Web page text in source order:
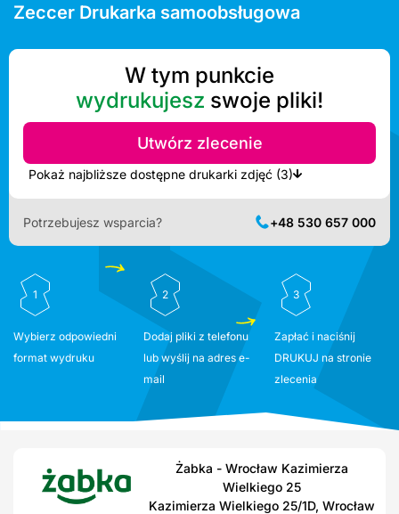
Zeccer Drukarka samoobsługowa
W tym punkcie
wydrukujesz swoje pliki!
Utwórz zlecenie
Pokaż najbliższe dostępne drukarki zdjęć (3)
Potrzebujesz wsparcia? +48 530 657 000
1
Wybierz odpowiedni
format wydruku
2
Dodaj pliki z telefonu
lub wyślij na adres e-
mail
3
Zapłać i naciśnij
DRUKUJ na stronie
zlecenia
Żabka - Wrocław Kazimierza
Wielkiego 25
Kazimierza Wielkiego 25/1D, Wrocław